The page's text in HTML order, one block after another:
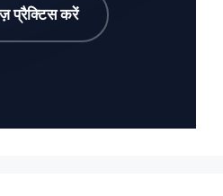
प्रैक्टिस करें